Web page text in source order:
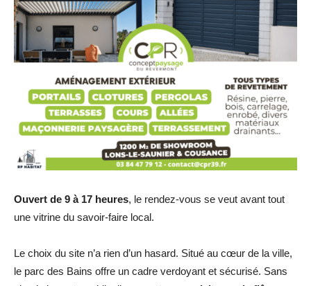
Ouvert de 9 à 17 heures, le rendez-vous se veut avant tout
une vitrine du savoir-faire local.
Le choix du site n’a rien d’un hasard. Situé au cœur de la ville,
le parc des Bains offre un cadre verdoyant et sécurisé. Sans